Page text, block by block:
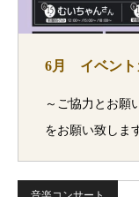
6月 イベント
～ご協力とお願
をお願い致しま